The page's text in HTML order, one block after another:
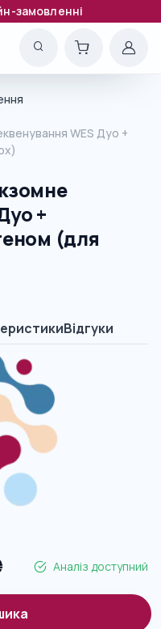
замовленні
WES Дуо +
+
(для
Відгуки
Аналіз доступний